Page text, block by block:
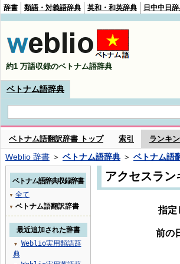
辞書 類語・対義語辞典 英和・和英辞典 日中中日
約1 万語収録のベトナム語辞典
ベトナム語辞典
ベトナム語翻訳辞書 トップ 索引 ランキ
Weblio 辞書 ＞ ベトナム語辞典 ＞ ベトナム語
アクセスラン
指定
前の
ベトナム語辞典収録辞書
▼ 全て
▼ ベトナム語翻訳辞書
最近追加された辞書
▼
Weblio実用類語辞
典